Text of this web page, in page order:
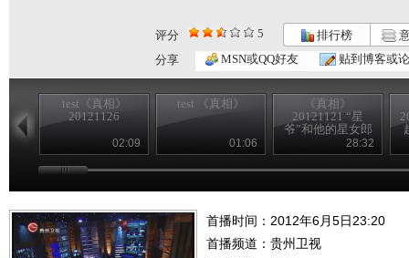
评分 5 排行榜
分享
MSN或QQ好友 贴到博客或
test《真相》
20121126
02:09
test 《真相》
01:06
《真相》
20121121 “星
爷”和他的星女郎
28:32
首播时间：2012年6月5日23:20
首播频道： 贵州卫视